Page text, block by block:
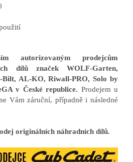
autorizovaným prodejcům
dílů značek WOLF-Garten,
AL-KO, Riwall-PRO, Solo by
v České republice. Prodejem u
Vám záruční, případně i následné
originálních náhradních dílů.